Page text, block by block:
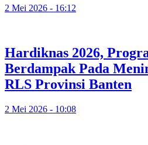
2 Mei 2026 - 16:12
Hardiknas 2026,
Berdampak Pada
RLS Provinsi Banten
2 Mei 2026 - 10:08